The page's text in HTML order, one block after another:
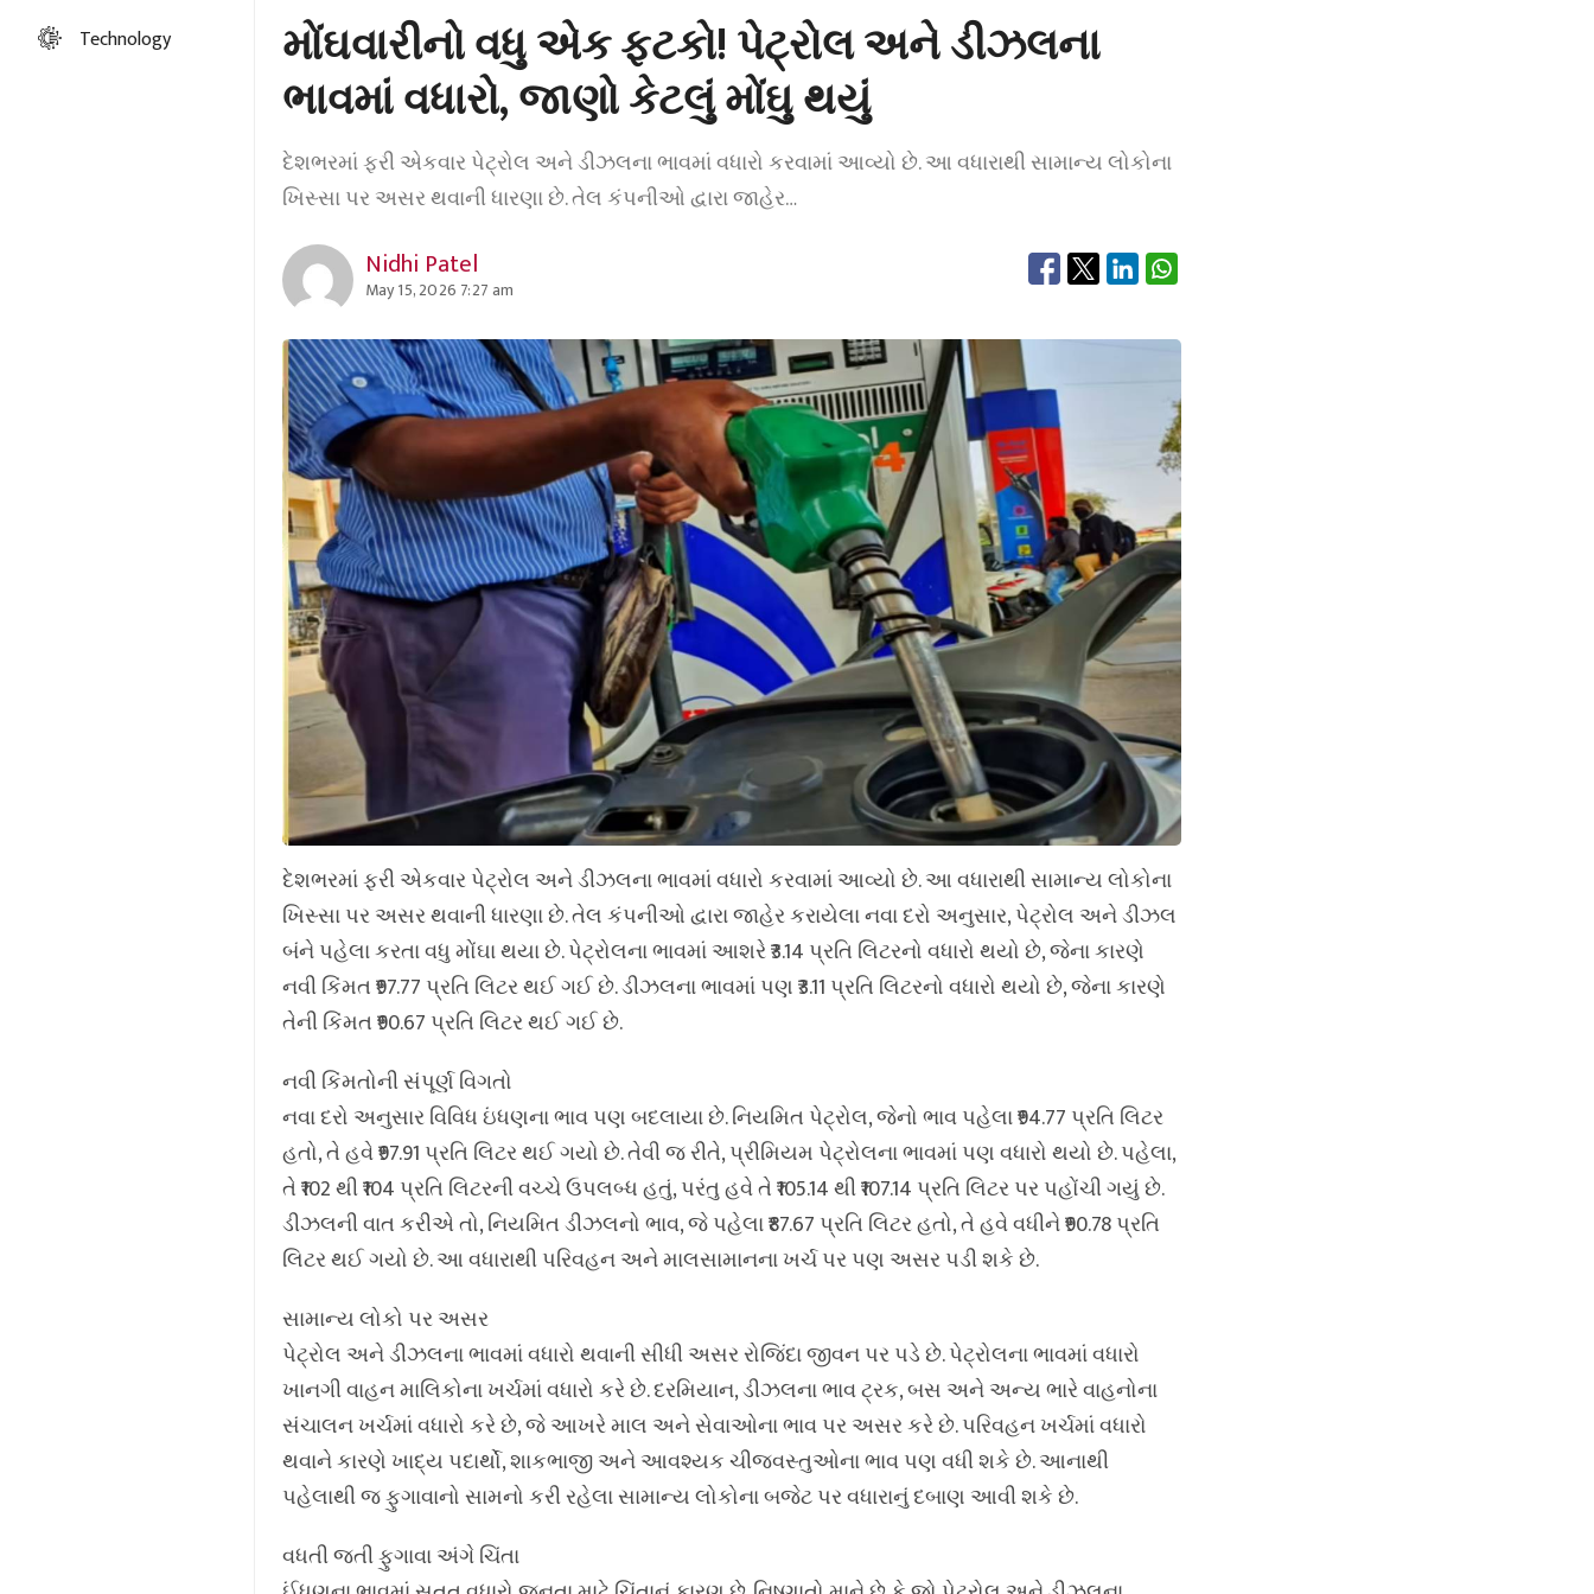
Technology
મોંઘવારીનો વધુ એક ફટકો! પેટ્રોલ અને ડીઝલના
ભાવમાં વધારો, જાણો કેટલું મોંઘુ થયું
દેશભરમાં ફરી એકવાર પેટ્રોલ અને ડીઝલના ભાવમાં વધારો કરવામાં આવ્યો છે. આ વધારાથી સામાન્ય લોકોના
ખિસ્સા પર અસર થવાની ધારણા છે. તેલ કંપનીઓ દ્વારા જાહેર…
Nidhi Patel
May 15, 2026 7:27 am
દેશભરમાં ફરી એકવાર પેટ્રોલ અને ડીઝલના ભાવમાં વધારો કરવામાં આવ્યો છે. આ વધારાથી સામાન્ય લોકોના
ખિસ્સા પર અસર થવાની ધારણા છે. તેલ કંપનીઓ દ્વારા જાહેર કરાયેલા નવા દરો અનુસાર, પેટ્રોલ અને ડીઝલ
બંને પહેલા કરતા વધુ મોંઘા થયા છે. પેટ્રોલના ભાવમાં આશરે ₹3.14 પ્રતિ લિટરનો વધારો થયો છે, જેના કારણે
નવી કિંમત ₹97.77 પ્રતિ લિટર થઈ ગઈ છે. ડીઝલના ભાવમાં પણ ₹3.11 પ્રતિ લિટરનો વધારો થયો છે, જેના કારણે
તેની કિંમત ₹90.67 પ્રતિ લિટર થઈ ગઈ છે.
નવી કિંમતોની સંપૂર્ણ વિગતો
નવા દરો અનુસાર વિવિધ ઇંધણના ભાવ પણ બદલાયા છે. નિયમિત પેટ્રોલ, જેનો ભાવ પહેલા ₹94.77 પ્રતિ લિટર
હતો, તે હવે ₹97.91 પ્રતિ લિટર થઈ ગયો છે. તેવી જ રીતે, પ્રીમિયમ પેટ્રોલના ભાવમાં પણ વધારો થયો છે. પહેલા,
તે ₹102 થી ₹104 પ્રતિ લિટરની વચ્ચે ઉપલબ્ધ હતું, પરંતુ હવે તે ₹105.14 થી ₹107.14 પ્રતિ લિટર પર પહોંચી ગયું છે.
ડીઝલની વાત કરીએ તો, નિયમિત ડીઝલનો ભાવ, જે પહેલા ₹87.67 પ્રતિ લિટર હતો, તે હવે વધીને ₹90.78 પ્રતિ
લિટર થઈ ગયો છે. આ વધારાથી પરિવહન અને માલસામાનના ખર્ચ પર પણ અસર પડી શકે છે.
સામાન્ય લોકો પર અસર
પેટ્રોલ અને ડીઝલના ભાવમાં વધારો થવાની સીધી અસર રોજિંદા જીવન પર પડે છે. પેટ્રોલના ભાવમાં વધારો
ખાનગી વાહન માલિકોના ખર્ચમાં વધારો કરે છે. દરમિયાન, ડીઝલના ભાવ ટ્રક, બસ અને અન્ય ભારે વાહનોના
સંચાલન ખર્ચમાં વધારો કરે છે, જે આખરે માલ અને સેવાઓના ભાવ પર અસર કરે છે. પરિવહન ખર્ચમાં વધારો
થવાને કારણે ખાદ્ય પદાર્થો, શાકભાજી અને આવશ્યક ચીજવસ્તુઓના ભાવ પણ વધી શકે છે. આનાથી
પહેલાથી જ ફુગાવાનો સામનો કરી રહેલા સામાન્ય લોકોના બજેટ પર વધારાનું દબાણ આવી શકે છે.
વધતી જતી ફુગાવા અંગે ચિંતા